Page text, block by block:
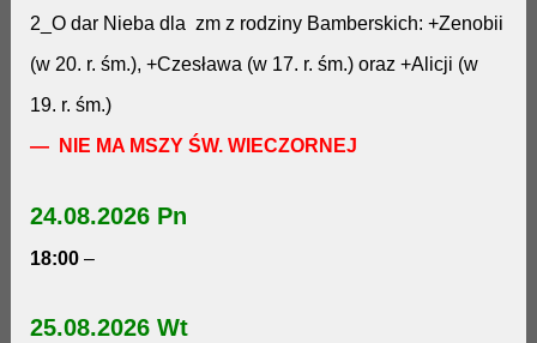
2_ O dar Nieba dla zm z rodziny Bamberskich: +Zenobii
(w 20. r. śm.), +Czesława (w 17. r. śm.) oraz +Alicji (w
19. r. śm.)
— NIE MA MSZY ŚW. WIECZORNEJ
24.08.2026 Pn
18:00 –
25.08.2026 Wt